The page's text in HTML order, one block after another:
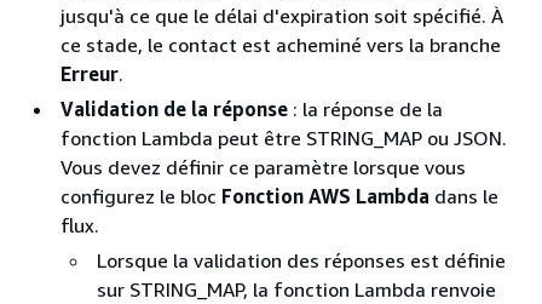
jusqu'à ce que le délai d'expiration soit spécifié. À
ce stade, le contact est acheminé vers la branche
Erreur.
Validation de la réponse : la réponse de la
fonction Lambda peut être STRING_MAP ou JSON.
Vous devez définir ce paramètre lorsque vous
configurez le bloc Fonction AWS Lambda dans le
flux.
Lorsque la validation des réponses est définie
sur STRING_MAP, la fonction Lambda renvoie